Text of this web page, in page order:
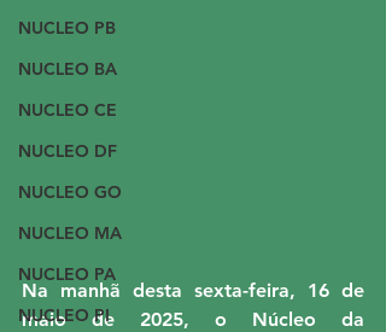
NUCLEO PB
NUCLEO BA
NUCLEO CE
NUCLEO DF
NUCLEO GO
NUCLEO MA
NUCLEO PA
NUCLEO PI
Na manhã desta sexta-feira, 16 de
maio de 2025, o Núcleo da